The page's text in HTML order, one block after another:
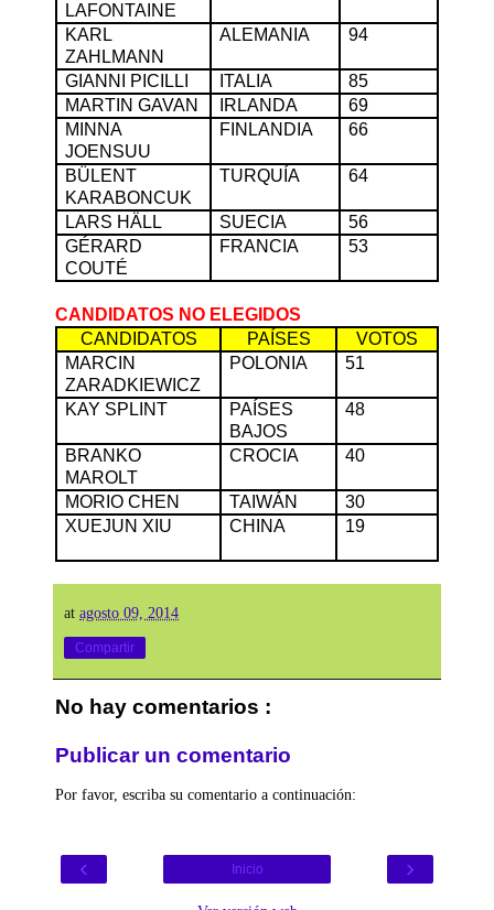
LAFONTAINE
KARL
ZAHLMANN
ALEMANIA 94
GIANNI PICILLI ITALIA
85
MARTIN GAVAN
IRLANDA
69
MINNA
JOENSUU
FINLANDIA 66
BÜLENT
KARABONCUK
TURQUÍA 64
LARS HÄLL SUECIA
56
GÉRARD
COUTÉ
FRANCIA 53
CANDIDATOS NO ELEGIDOS
CANDIDATOS
PAÍSES
VOTOS
MARCIN
ZARADKIEWICZ
POLONIA 51
KAY SPLINT
PAÍSES
BAJOS
48
BRANKO
MAROLT
CROCIA 40
MORIO CHEN TAIWÁN
30
XUEJUN XIU
CHINA 19
at agosto 09, 2014
Compartir
No hay comentarios :
Publicar un comentario
Por favor, escriba su comentario a continuación:
‹ ›
Inicio